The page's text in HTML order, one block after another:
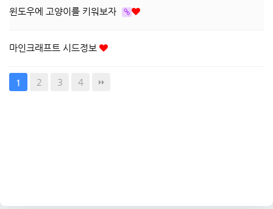
윈도우에 고양이를 키워보자
마인크래프트 시드정보
1 2 3 4